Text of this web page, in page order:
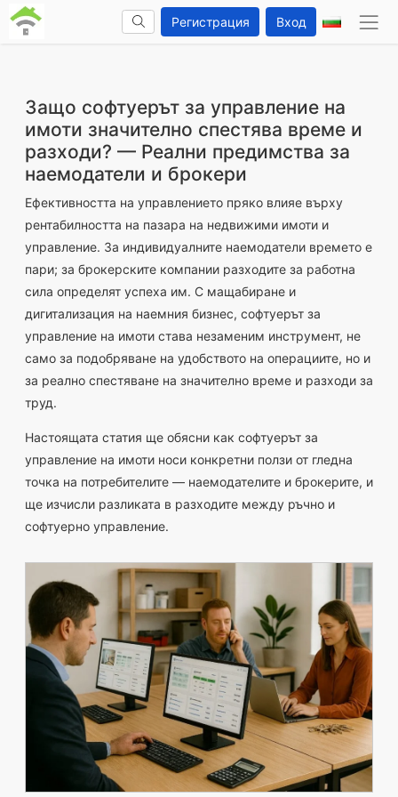
Регистрация Вход
Защо софтуерът за управление на
имоти значително спестява време и
разходи? — Реални предимства за
наемодатели и брокери
Ефективността на управлението пряко влияе върху
рентабилността на пазара на недвижими имоти и
управление. За индивидуалните наемодатели времето е
пари; за брокерските компании разходите за работна
сила определят успеха им. С мащабиране и
дигитализация на наемния бизнес, софтуерът за
управление на имоти става незаменим инструмент, не
само за подобряване на удобството на операциите, но и
за реално спестяване на значително време и разходи за
труд.
Настоящата статия ще обясни как софтуерът за
управление на имоти носи конкретни ползи от гледна
точка на потребителите — наемодателите и брокерите, и
ще изчисли разликата в разходите между ръчно и
софтуерно управление.